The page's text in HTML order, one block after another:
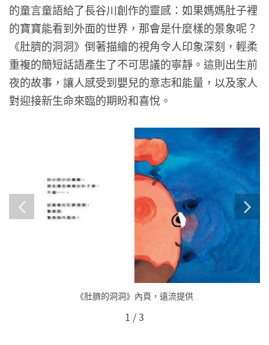
的童言童語給了長谷川創作的靈感：如果媽媽肚子裡
的寶寶能看到外面的世界，那會是什麼樣的景象呢？
《肚臍的洞洞》倒著描繪的視角令人印象深刻，輕柔
重複的簡短話語產生了不可思議的寧靜。這則出生前
夜的故事，讓人感受到嬰兒的意志和能量，以及家人
對迎接新生命來臨的期盼和喜悅。
《肚臍的洞洞》內頁，遠流提供
1 /3